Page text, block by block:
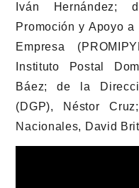
Iván Hernández;
Promoción y Apoyo
Empresa
Instituto Postal
Báez; de la
(DGP), Néstor
Nacionales, David